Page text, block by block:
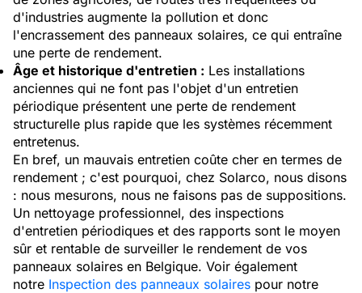
d'industries augmente la pollution et donc
l'encrassement des panneaux solaires, ce qui entraîne
une perte de rendement.
Âge et historique d'entretien : Les installations
anciennes qui ne font pas l'objet d'un entretien
périodique présentent une perte de rendement
structurelle plus rapide que les systèmes récemment
entretenus.
En bref, un mauvais entretien coûte cher en termes de
rendement ; c'est pourquoi, chez Solarco, nous disons
: nous mesurons, nous ne faisons pas de suppositions.
Un nettoyage professionnel, des inspections
d'entretien périodiques et des rapports sont le moyen
sûr et rentable de surveiller le rendement de vos
panneaux solaires en Belgique. Voir également
notre Inspection des panneaux solaires pour notre